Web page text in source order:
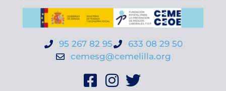
95 267 82 95
633 08 29 50
cemesg@cemelilla.org